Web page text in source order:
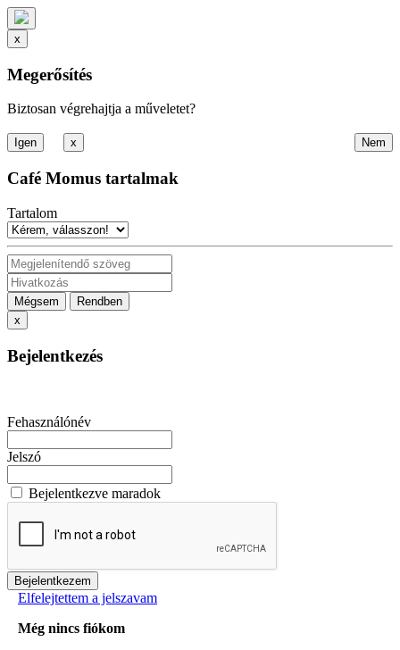
x
Megerősítés
Biztosan végrehajtja a műveletet?
x
Café Momus tartalmak
Tartalom
Mégsem
Rendben
x
Bejelentkezés
Fehasználónév
Jelszó
Bejelentkezve maradok
Elfelejtettem a jelszavam
Még nincs fiókom